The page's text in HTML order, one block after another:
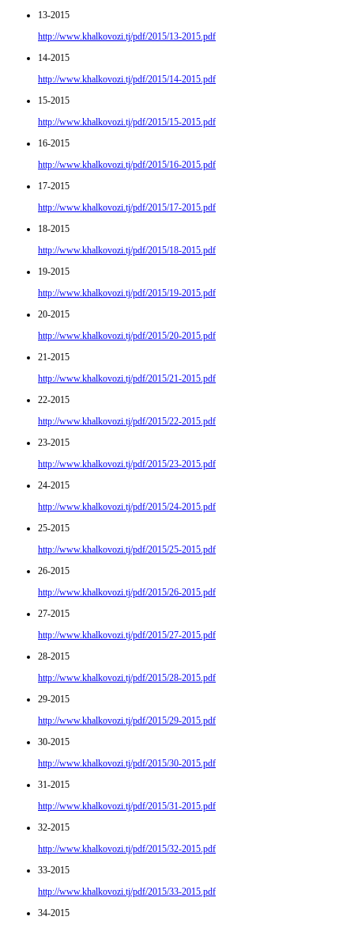
13-2015
http://www.khalkovozi.tj/pdf/2015/13-2015.pdf
14-2015
http://www.khalkovozi.tj/pdf/2015/14-2015.pdf
15-2015
http://www.khalkovozi.tj/pdf/2015/15-2015.pdf
16-2015
http://www.khalkovozi.tj/pdf/2015/16-2015.pdf
17-2015
http://www.khalkovozi.tj/pdf/2015/17-2015.pdf
18-2015
http://www.khalkovozi.tj/pdf/2015/18-2015.pdf
19-2015
http://www.khalkovozi.tj/pdf/2015/19-2015.pdf
20-2015
http://www.khalkovozi.tj/pdf/2015/20-2015.pdf
21-2015
http://www.khalkovozi.tj/pdf/2015/21-2015.pdf
22-2015
http://www.khalkovozi.tj/pdf/2015/22-2015.pdf
23-2015
http://www.khalkovozi.tj/pdf/2015/23-2015.pdf
24-2015
http://www.khalkovozi.tj/pdf/2015/24-2015.pdf
25-2015
http://www.khalkovozi.tj/pdf/2015/25-2015.pdf
26-2015
http://www.khalkovozi.tj/pdf/2015/26-2015.pdf
27-2015
http://www.khalkovozi.tj/pdf/2015/27-2015.pdf
28-2015
http://www.khalkovozi.tj/pdf/2015/28-2015.pdf
29-2015
http://www.khalkovozi.tj/pdf/2015/29-2015.pdf
30-2015
http://www.khalkovozi.tj/pdf/2015/30-2015.pdf
31-2015
http://www.khalkovozi.tj/pdf/2015/31-2015.pdf
32-2015
http://www.khalkovozi.tj/pdf/2015/32-2015.pdf
33-2015
http://www.khalkovozi.tj/pdf/2015/33-2015.pdf
34-2015